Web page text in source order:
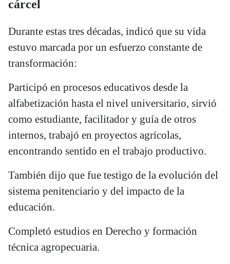
cárcel
Durante estas tres décadas, indicó que su vida
estuvo marcada por un esfuerzo constante de
transformación:
Participó en procesos educativos desde la
alfabetización hasta el nivel universitario, sirvió
como estudiante, facilitador y guía de otros
internos, trabajó en proyectos agrícolas,
encontrando sentido en el trabajo productivo.
También dijo que fue testigo de la evolución del
sistema penitenciario y del impacto de la
educación.
Completó estudios en Derecho y formación
técnica agropecuaria.